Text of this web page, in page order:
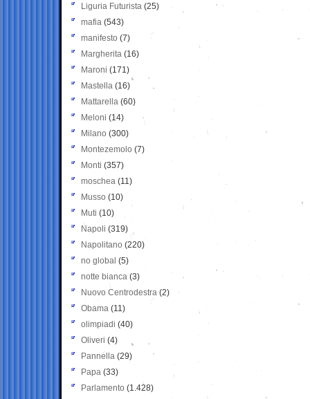
Liguria Futurista (25)
mafia (543)
manifesto (7)
Margherita (16)
Maroni (171)
Mastella (16)
Mattarella (60)
Meloni (14)
Milano (300)
Montezemolo (7)
Monti (357)
moschea (11)
Musso (10)
Muti (10)
Napoli (319)
Napolitano (220)
no global (5)
notte bianca (3)
Nuovo Centrodestra (2)
Obama (11)
olimpiadi (40)
Oliveri (4)
Pannella (29)
Papa (33)
Parlamento (1.428)